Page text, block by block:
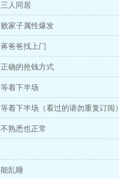
人同居
家子属性爆发
爸爸找上门
确的抢钱方式
着下半场
着下半场（看过的请勿重复订阅）
熟悉也正常
乱睡